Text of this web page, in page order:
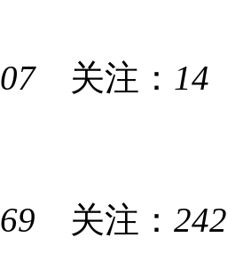
关注： 14
关注： 242